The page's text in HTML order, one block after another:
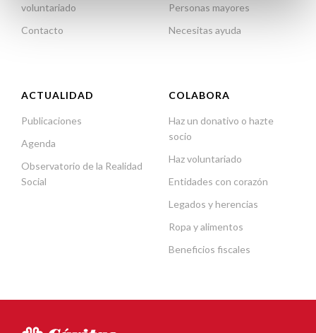
voluntariado
Contacto
Personas mayores
Necesitas ayuda
ACTUALIDAD
Publicaciones
Agenda
Observatorio de la Realidad
Social
COLABORA
Haz un donativo o hazte
socio
Haz voluntariado
Entidades con corazón
Legados y herencias
Ropa y alimentos
Beneficios fiscales